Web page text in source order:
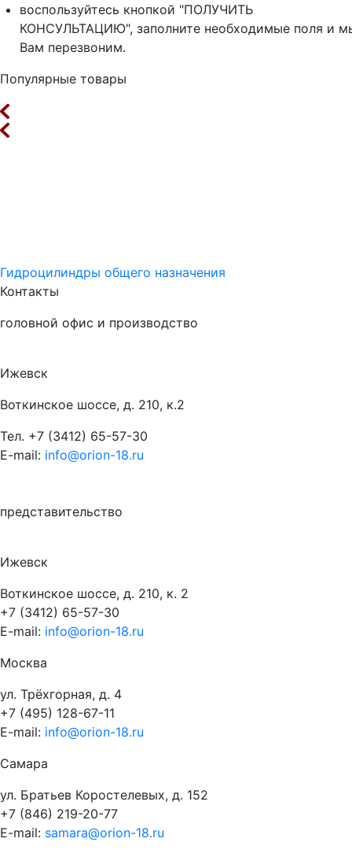
воспользуйтесь кнопкой "ПОЛУЧИТЬ
КОНСУЛЬТАЦИЮ", заполните необходимые поля и
Вам перезвоним.
Популярные товары
Гидроцилиндры общего назначения
Контакты
головной офис и производство
Ижевск
Воткинское шоссе, д. 210, к.2
Тел. +7 (3412) 65-57-30
E-mail: info@orion-18.ru
представительство
Ижевск
Воткинское шоссе, д. 210, к. 2
+7 (3412) 65-57-30
E-mail: info@orion-18.ru
Москва
ул. Трёхгорная, д. 4
+7 (495) 128-67-11
E-mail: info@orion-18.ru
Самара
ул. Братьев Коростелевых, д. 152
+7 (846) 219-20-77
E-mail: samara@orion-18.ru